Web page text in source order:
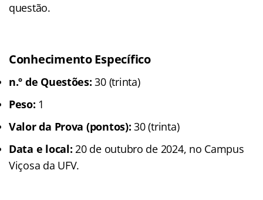
questão.
Conhecimento Específico
n.º de Questões: 30 (trinta)
Peso: 1
Valor da Prova (pontos): 30 (trinta)
Data e local: 20 de outubro de 2024, no Campus
Viçosa da UFV.